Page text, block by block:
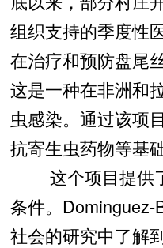
组织支持的季度性
在治疗和预防盘
这是一种在非洲和
虫感染。通过该项
抗寄生虫药物等基
这个项目提供
条件。
社会的研究中了解